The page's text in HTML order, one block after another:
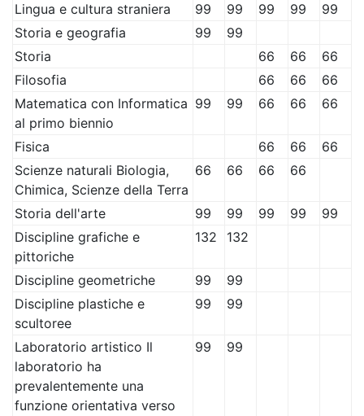
Lingua e cultura straniera
99 99 99 99
99
Storia e geografia
99
99
Storia
66 66
66
Filosofia
66 66
66
Matematica con Informatica
al primo biennio
99 99 66 66 66
Fisica 66 66
66
Scienze naturali Biologia,
Chimica, Scienze della Terra
66 66 66 66
Storia dell'arte 99 99 99 99
99
Discipline grafiche e
pittoriche
132 132
Discipline geometriche 99
99
Discipline plastiche e
scultoree
99 99
Laboratorio artistico Il
laboratorio ha
prevalentemente una
funzione orientativa verso
99 99